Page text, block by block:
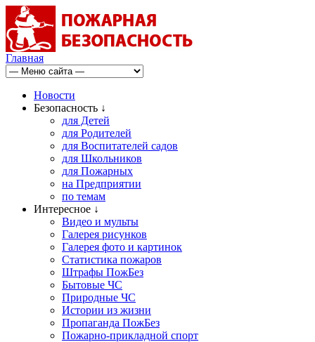
Главная
Новости
Безопасность ↓
для Детей
для Родителей
для Воспитателей садов
для Школьников
для Пожарных
на Предприятии
по темам
Интересное ↓
Видео и мульты
Галерея рисунков
Галерея фото и картинок
Статистика пожаров
Штрафы ПожБез
Бытовые ЧС
Природные ЧС
Истории из жизни
Пропаганда ПожБез
Пожарно-прикладной спорт